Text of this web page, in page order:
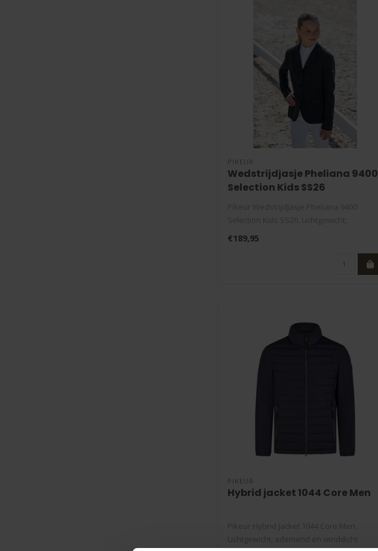
PIKEUR
Wedstrijdjasje Pheliana 9400
Selection Kids SS26
ademend e..
€189,95
PIKEUR
Hybrid jacket 1044 Core Men